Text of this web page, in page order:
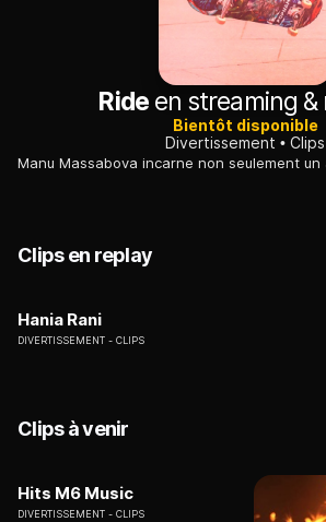
Rideen streaming &
Bientôt disponible
Divertissement
Clips
Clips en replay
Hania Rani
DIVERTISSEMENT CLIPS
Clips à venir
Hits M6 Music
DIVERTISSEMENT CLIPS